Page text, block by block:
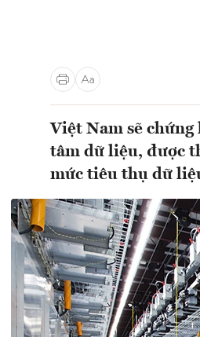
Việt Nam sẽ
tâm dữ liệu, được
mức tiêu thụ dữ